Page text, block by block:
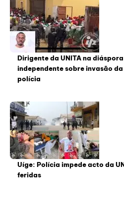
Dirigente da UNITA na
independente sobre invasão
polícia
Uíge: Polícia impede acto da
feridas